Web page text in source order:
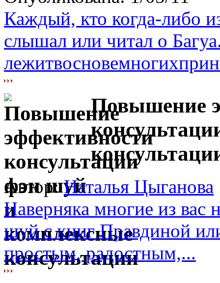
Каждый, кто когда-либо
слышал или читал о
Повышение
Автор:Наталья Цыганова
Наверняка многие из вас
шуй с книг Правдиной
простым, радостным,...